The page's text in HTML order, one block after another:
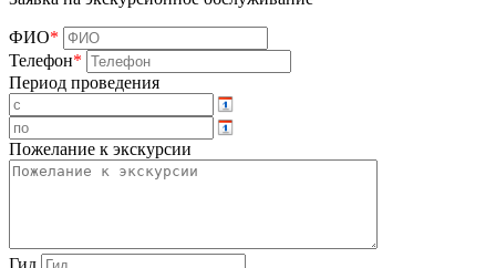
ФИО*
Телефон*
Период проведения
Пожелание к экскурсии
Гид